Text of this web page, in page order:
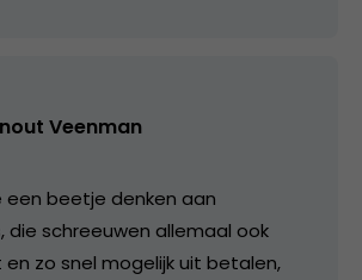
Veenman
beetje denken aan
die schreeuwen allemaal ook
zo snel mogelijk uit betalen,